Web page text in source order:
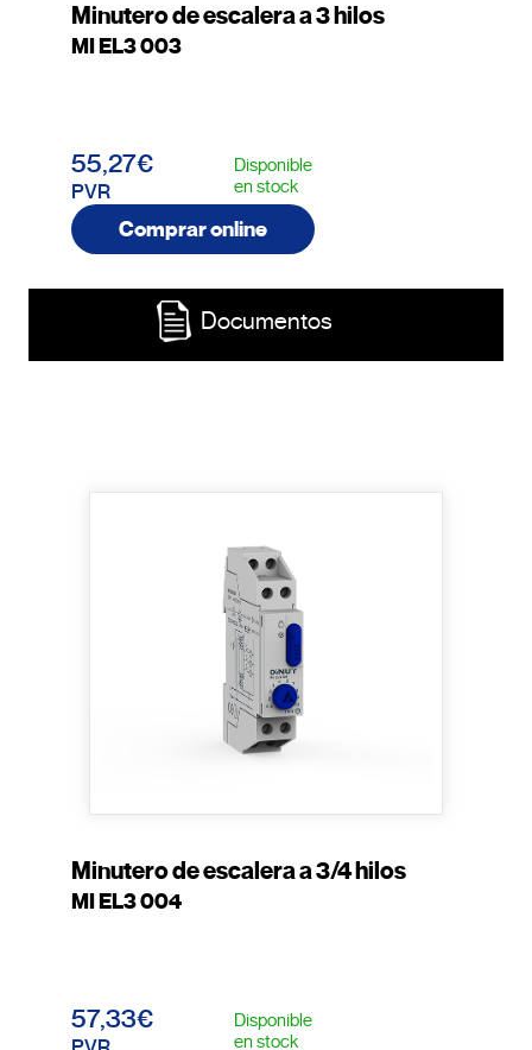
Minutero de escalera a 3 hilos
MI EL3 003
55,27€
PVR
Disponible
en stock
Comprar online
Documentos
Minutero de escalera a 3/4 hilos
MI EL3 004
57,33€
Disponible
en stock